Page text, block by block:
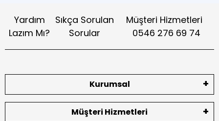
Yardım
Lazım Mı?
Sıkça Sorulan
Sorular
Müşteri Hizmetleri
0546 276 69 74
Kurumsal
Müşteri Hizmetleri